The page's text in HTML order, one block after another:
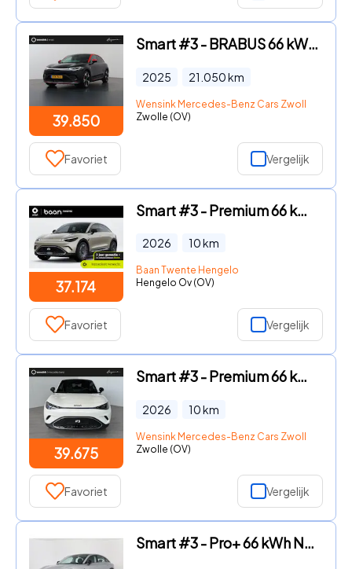
39.850
Smart #3 - BRABUS 66 kWh | Panoramadak | Elektrische achterklep | Stoel
2025 21.050km
Wensink Mercedes-Benz Cars Zwolle
Zwolle (OV)
Favoriet Vergelijk
37.174
Smart #3 - Premium 66 kWh | SMART DEALS! | Van € 43.175, - voor € 37.17
2026 10km
Baan Twente Hengelo
Hengelo Ov (OV)
Favoriet Vergelijk
39.675
Smart #3 - Premium 66 kWh | Warmtepomp | 22 KW laden | Stoel-stuurwiel
2026 10km
Wensink Mercedes-Benz Cars Zwolle
Zwolle (OV)
Favoriet Vergelijk
Smart #3 - Pro+ 66 kWh Navigatie | Panorama dak | Carplay | 360 graden